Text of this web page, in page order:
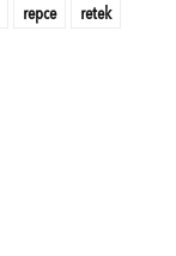
repce retek